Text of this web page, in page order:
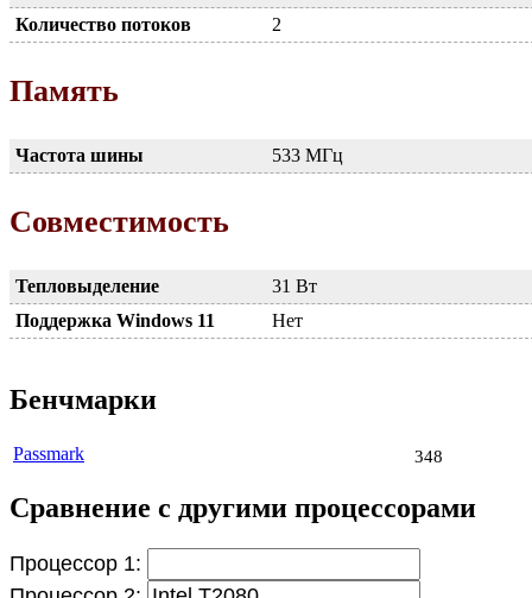
Количество потоков
2
Память
Частота шины 533 МГц
Совместимость
Тепловыделение
31 Вт
Поддержка Windows 11
Нет
Бенчмарки
Passmark 348
Сравнение с другими процессорами
Процессор 1: